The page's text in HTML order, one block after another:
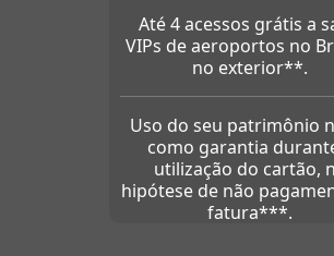
Até 4 acessos grátis a
VIPs de aeroportos no
no exterior**.
Uso do seu patrimônio
como garantia
utilização do cartão,
hipótese de não
fatura***.